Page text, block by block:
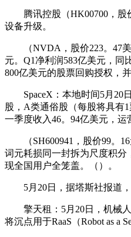
腾讯控股（HK00700，股价
设备升级。
（NVDA，股价223。47美
元。Q1净利润583亿美元，同
800亿美元的股票回购授权，
SpaceX：本地时间5月20日
股，A类通俗股（每股将具有
一季度收入46。94亿美元，运
（SH600941，股价99。16
词元耗损同一封拆为尺度积
现全国用户全笼盖。（）。
5月20日，据塔斯社报道，
擎天租：5月20日，机械人
将沉点用于RaaS（Robot as a